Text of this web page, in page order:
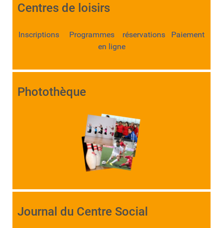
Centres de loisirs
Inscriptions Programmes réservations Paiement
en ligne
Photothèque
Journal du Centre Social